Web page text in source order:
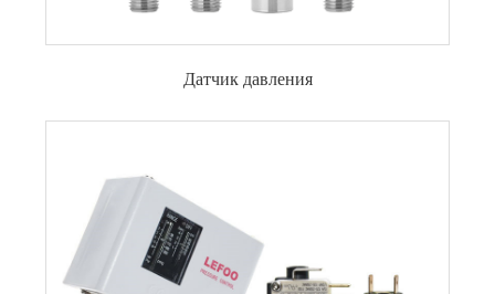
Преобразователь давления общего типа
Датчик уровня жидкости
Взрывозащищенный датчик давления
Передатчик давления рефрижерации
Высокая Температура Передатчик Давления
Датчик давления